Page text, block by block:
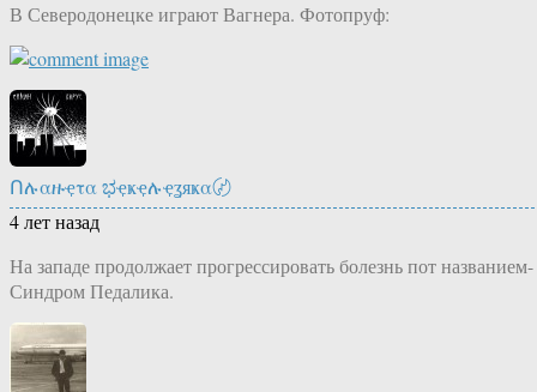
В Северодонецке играют Вагнера. Фотопруф:
Ոሉαዙҿτα ಭҿҝҿሉҿʓяҝα〄
4 лет назад
На западе продолжает прогрессировать болезнь пот названием-
Синдром Педалика.